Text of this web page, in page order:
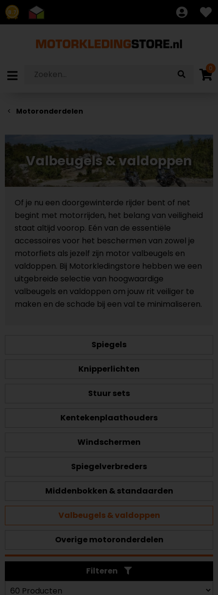
8.7
0
Motoronderdelen
Valbeugels & valdoppen
Of je nu een doorgewinterde rijder bent of net
begint met motorrijden, het belang van veiligheid
staat altijd voorop. Eén van de essentiële
accessoires voor het beschermen van zowel je
motorfiets als jezelf zijn motor valbeugels en
valdoppen. Bij Motorkledingstore hebben we een
uitgebreide selectie van hoogwaardige
valbeugels en valdoppen om jouw rit veiliger te
maken en de schade bij een val te minimaliseren.
Spiegels
Knipperlichten
Stuur sets
Kentekenplaathouders
Windschermen
Spiegelverbreders
Middenbokken & standaarden
Valbeugels & valdoppen
Overige motoronderdelen
Filteren